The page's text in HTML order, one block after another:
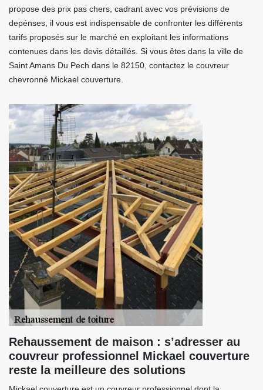
propose des prix pas chers, cadrant avec vos prévisions de
depénses, il vous est indispensable de confronter les différents
tarifs proposés sur le marché en exploitant les informations
contenues dans les devis détaillés. Si vous êtes dans la ville de
Saint Amans Du Pech dans le 82150, contactez le couvreur
chevronné Mickael couverture.
Rehaussement de maison : s’adresser au
couvreur professionnel Mickael couverture
reste la meilleure des solutions